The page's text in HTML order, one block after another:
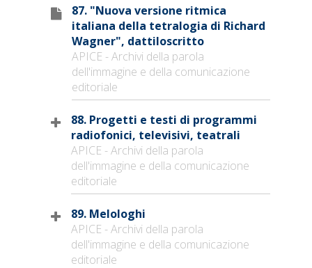
87. "Nuova versione ritmica
italiana della tetralogia di Richard
Wagner", dattiloscritto
APICE - Archivi della parola
dell'immagine e della comunicazione
editoriale
88. Progetti e testi di programmi
radiofonici, televisivi, teatrali
APICE - Archivi della parola
dell'immagine e della comunicazione
editoriale
89. Melologhi
APICE - Archivi della parola
dell'immagine e della comunicazione
editoriale